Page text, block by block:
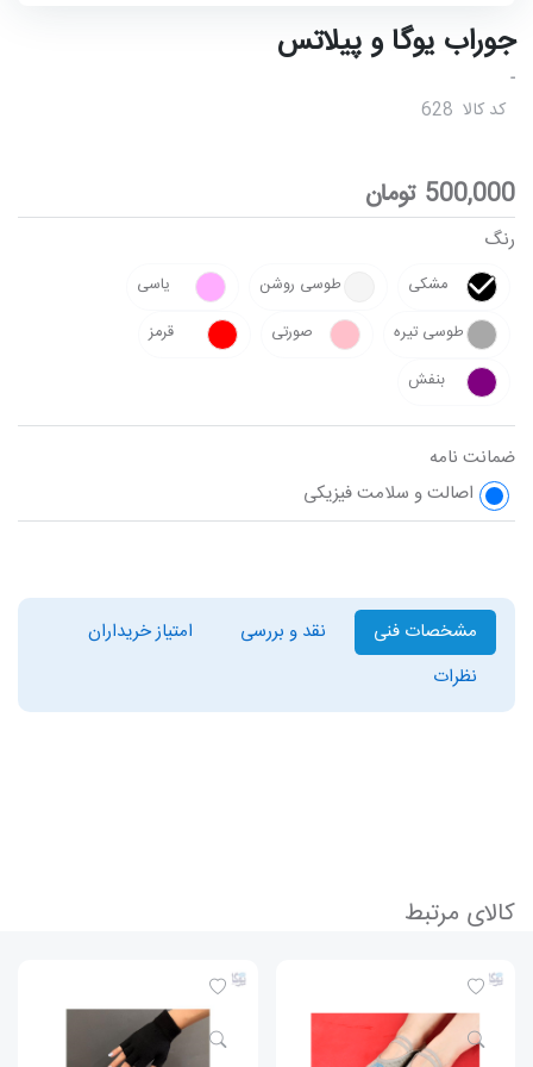
جوراب یوگا و پیلاتس
-
کد کالا 628
500,000 تومان
رنگ
مشکی طوسی روشن
یاسی
طوسی تیره
صورتی
قرمز
بنفش
ضمانت نامه
اصالت و سلامت فیزیکی
مشخصات فنی نقد و بررسی
امتیاز خریداران
نظرات
کالای مرتبط